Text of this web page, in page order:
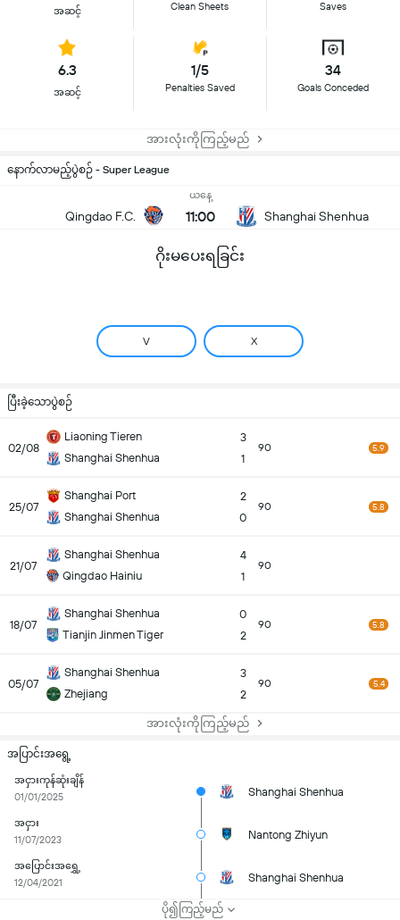
အဆင့် Clean Sheets Saves
6.3
အဆင့်
1/5
Penalties Saved
34
Goals Conceded
အားလုံးကိုကြည့်မည်
နောက်လာမည့်ပွဲစဉ် - Super League
Qingdao F.C.
ယနေ့
11:00 Shanghai Shenhua
ဂိုးမပေးရခြင်း
V X
ပြီးခဲ့သောပွဲစဉ်
02/08
Liaoning Tieren
Shanghai Shenhua
3
1
90 5.9
25/07
Shanghai Port
Shanghai Shenhua
2
0
90 5.8
21/07
Shanghai Shenhua
Qingdao Hainiu
4
1
90
18/07
Shanghai Shenhua
Tianjin Jinmen Tiger
0
2
90 5.8
05/07
Shanghai Shenhua
Zhejiang
3
2
90 5.4
အားလုံးကိုကြည့်မည်
အပြာင်းအရွေ့
အငှားကုန်ဆုံးချိန်
01/01/2025
Shanghai Shenhua
အငှား
11/07/2023
Nantong Zhiyun
အပြောင်းအရွှေ့
12/04/2021
Shanghai Shenhua
ပို၍ကြည့်မည်